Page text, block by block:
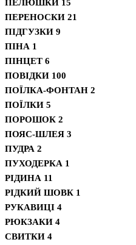
ПЕЛЮШКИ 15
ПЕРЕНОСКИ 21
ПІДГУЗКИ 9
ПІНА 1
ПІНЦЕТ 6
ПОВІДКИ 100
ПОЇЛКА-ФОНТАН 2
ПОЇЛКИ 5
ПОРОШОК 2
ПОЯС-ШЛЕЯ 3
ПУДРА 2
ПУХОДЕРКА 1
РІДИНА 11
РІДКИЙ ШОВК 1
РУКАВИЦІ 4
РЮКЗАКИ 4
СВИТКИ 4